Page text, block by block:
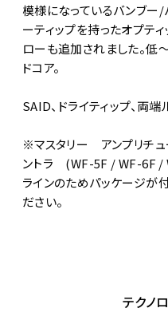
模様になっているバンブー/
ーティップを持ったオプテ
ローも追加されました。低
ドコア。
SAID、ドライティップ、両端
※マスタリー アンプリチュ
ントラ (WF-5F / WF-6F /
ラインのためパッケージが
ださい。
テクノ